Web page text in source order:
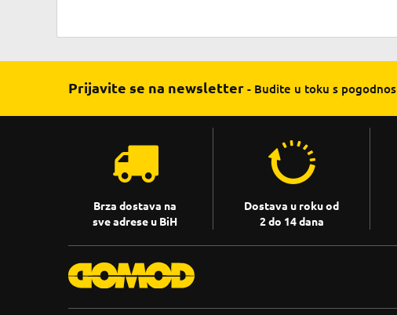
Prijavite se na newsletter - Budite u toku s
Brza dostava na
sve adrese u BiH
Dostava u roku od
2 do 14 dana